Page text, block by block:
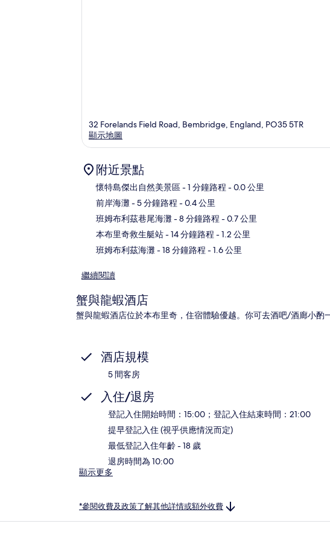
32 Forelands Field Road, Bembridge, England, PO35 5TR
顯示地圖
附近景點
懷特島傑出自然美景區- 1 分鐘路程 - 0.0 公里
前岸海灘- 5 分鐘路程 - 0.4 公里
班姆布利茲巷尾海灘- 8 分鐘路程 - 0.7 公里
本布里奇救生艇站- 14 分鐘路程 - 1.2 公里
班姆布利茲海灘- 18 分鐘路程 - 1.6 公里
繼續閱讀
蟹與龍蝦酒店
蟹與龍蝦酒店位於本布里奇，住宿體驗優越。你可去酒吧/酒廊小酌
酒店規模
5 間客房
入住/退房
登記入住開始時間：15:00；登記入住結束時間：21:00
提早登記入住 (視乎供應情況而定)
最低登記入住年齡 - 18 歲
退房時間為 10:00
顯示更多
*參閱收費及政策了解其他詳情或額外收費